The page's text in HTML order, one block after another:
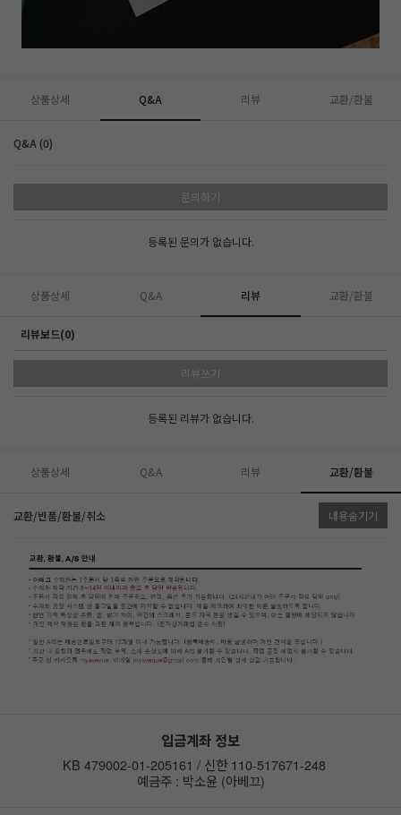
상품상세 Q&A 리뷰 교환/환불
Q&A (0)
문의하기
등록된 문의가 없습니다.
상품상세 Q&A 리뷰 교환/환불
리뷰보드(0)
리뷰쓰기
등록된 리뷰가 없습니다.
상품상세 Q&A 리뷰 교환/환불
교환/반품/환불/취소 내용숨기기
입금계좌 정보
KB 479002-01-205161 / 신한 110-517671-248
예금주 : 박소윤 (아베끄)